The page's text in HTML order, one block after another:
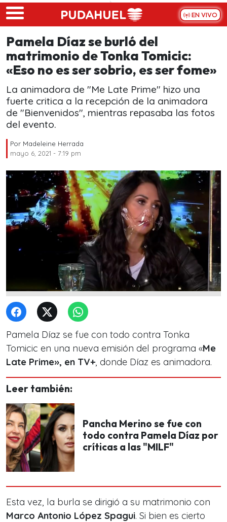
Skip to main content
EN VIVO
Pamela Díaz se burló del
matrimonio de Tonka Tomicic:
«Eso no es ser sobrio, es ser fome»
La animadora de "Me Late Prime" hizo una
fuerte critica a la recepción de la animadora
de "Bienvenidos", mientras repasaba las fotos
del evento.
Por Madeleine Herrada
mayo 6, 2021 - 7:19 pm
Pamela Díaz se fue con todo contra Tonka
Tomicic en una nueva emisión del programa «Me
Late Prime», en TV+, donde Díaz es animadora.
Leer también:
Pancha Merino se fue con
todo contra Pamela Díaz por
críticas a las "MILF"
Esta vez, la burla se dirigió a su matrimonio con
Marco Antonio López Spagui. Si bien es cierto